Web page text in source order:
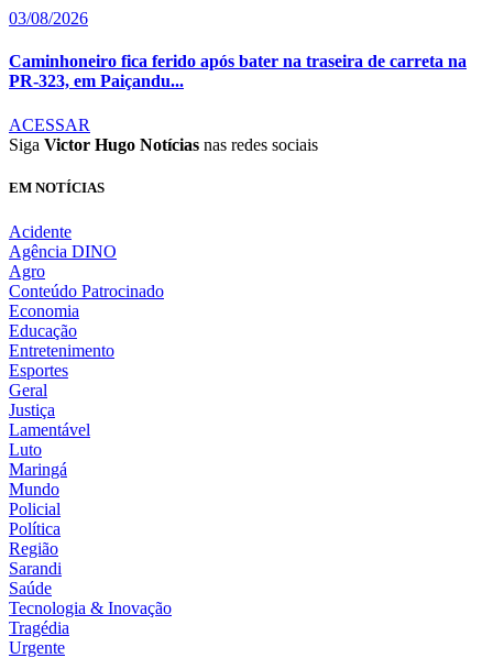
03/08/2026
Caminhoneiro fica ferido após bater na traseira de carreta na
PR-323, em Paiçandu...
ACESSAR
Siga Victor Hugo Notícias nas redes sociais
EM NOTÍCIAS
Acidente
Agência DINO
Agro
Conteúdo Patrocinado
Economia
Educação
Entretenimento
Esportes
Geral
Justiça
Lamentável
Luto
Maringá
Mundo
Policial
Política
Região
Sarandi
Saúde
Tecnologia & Inovação
Tragédia
Urgente